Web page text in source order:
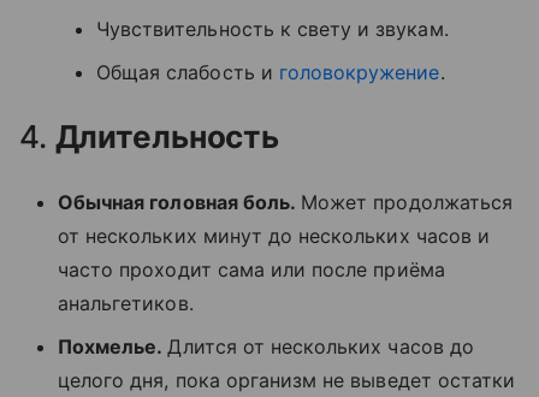
Чувствительность к свету и звукам.
Общая слабость и головокружение.
4. Длительность
Обычная головная боль. Может продолжаться
от нескольких минут до нескольких часов и
часто проходит сама или после приёма
анальгетиков.
Похмелье.Длится от нескольких часов до
целого дня, пока организм не выведет остатки